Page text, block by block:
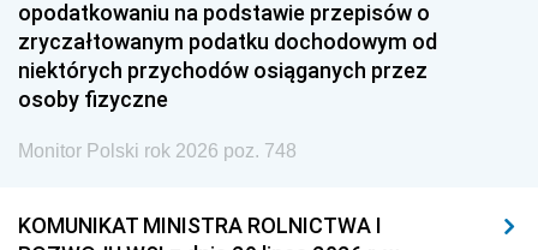
opodatkowaniu na podstawie przepisów o
zryczałtowanym podatku dochodowym od
niektórych przychodów osiąganych przez
osoby fizyczne
Monitor Polski rok 2026 poz. 748
KOMUNIKAT MINISTRA ROLNICTWA I